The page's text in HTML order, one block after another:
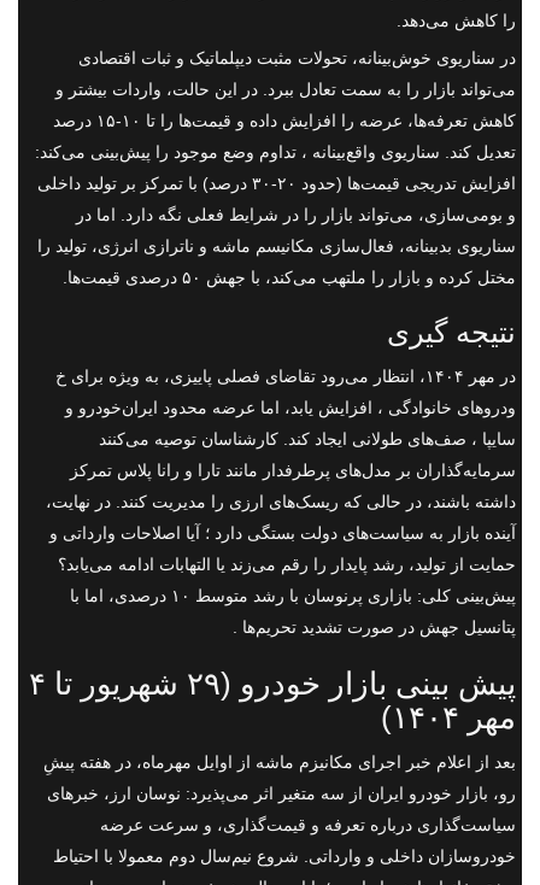
را کاهش می‌دهد.
در سناریوی خوش‌بینانه، تحولات مثبت دیپلماتیک و ثبات اقتصادی
می‌تواند بازار را به سمت تعادل ببرد. در این حالت، واردات بیشتر و
کاهش تعرفه‌ها، عرضه را افزایش داده و قیمت‌ها را تا ۱۰-۱۵ درصد
تعدیل کند. سناریوی واقع‌بینانه ، تداوم وضع موجود را پیش‌بینی می‌کند:
افزایش تدریجی قیمت‌ها (حدود ۲۰-۳۰ درصد) با تمرکز بر تولید داخلی
و بومی‌سازی، می‌تواند بازار را در شرایط فعلی نگه دارد. اما در
سناریوی بدبینانه، فعال‌سازی مکانیسم ماشه و ناترازی انرژی، تولید را
مختل کرده و بازار را ملتهب می‌کند، با جهش ۵۰ درصدی قیمت‌ها.
نتیجه گیری
در مهر ۱۴۰۴، انتظار می‌رود تقاضای فصلی پاییزی، به ویژه برای خ
ودروهای خانوادگی ، افزایش یابد، اما عرضه محدود ایران‌خودرو و
سایپا ، صف‌های طولانی ایجاد کند. کارشناسان توصیه می‌کنند
سرمایه‌گذاران بر مدل‌های پرطرفدار مانند تارا و رانا پلاس تمرکز
داشته باشند، در حالی که ریسک‌های ارزی را مدیریت کنند. در نهایت،
آینده بازار به سیاست‌های دولت بستگی دارد ؛ آیا اصلاحات وارداتی و
حمایت از تولید، رشد پایدار را رقم می‌زند یا التهابات ادامه می‌یابد؟
پیش‌بینی کلی: بازاری پرنوسان با رشد متوسط ۱۰ درصدی، اما با
پتانسیل جهش در صورت تشدید تحریم‌ها .
پیش بینی بازار خودرو (۲۹ شهریور تا ۴
مهر ۱۴۰۴)
بعد از اعلام خبر اجرای مکانیزم ماشه از اوایل مهرماه، در هفته پیشِ
رو، بازار خودرو ایران از سه متغیر اثر می‌پذیرد: نوسان ارز، خبرهای
سیاست‌گذاری درباره تعرفه و قیمت‌گذاری، و سرعت عرضه
خودروسازان داخلی و وارداتی. شروع نیم‌سال دوم معمولا با احتیاط